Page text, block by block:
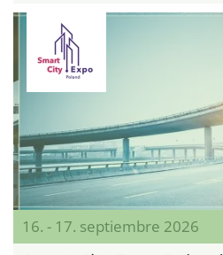
16. - 17. septiembre 2026